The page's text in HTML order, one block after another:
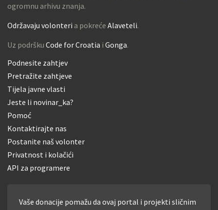
ogromnu arhivu znanja.
Održavaju volonteri a pokreće Alaveteli.
Uz podršku Code for Croatia i Gonga.
Podnesite zahtjev
Pretražite zahtjeve
Tijela javne vlasti
Jeste li novinar_ka?
Pomoć
Kontaktirajte nas
Postanite naš volonter
Privatnost i kolačići
API za programere
Vaše donacije pomažu da ovaj portal i projekti sličnim